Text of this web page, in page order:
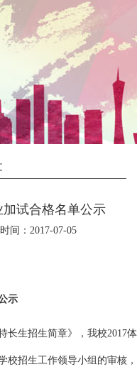
加试合格名单公示
间：2017-07-05
示
长生招生简章》，我校2017体
校招生工作领导小组的审核，